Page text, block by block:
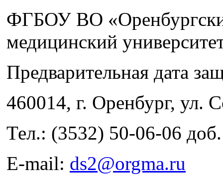
ФГБОУ ВО
медицинский
Предварительная дата
460014, г. Оренбург, ул.
Тел.: (3532) 50-06-06
E-mail: ds2@orgma.ru